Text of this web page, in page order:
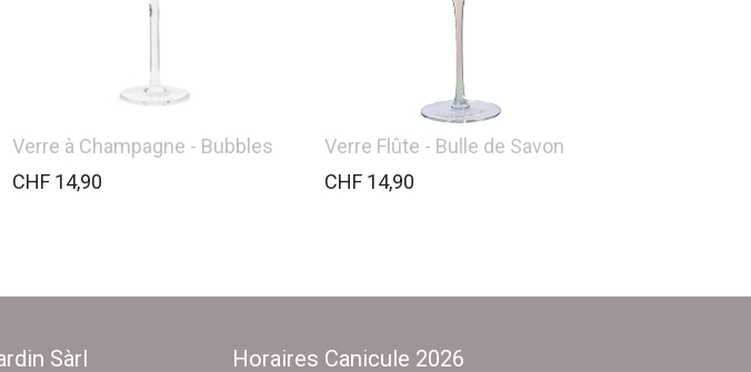
Verre à Champagne - Bubbles
CHF 14,90
Verre Flûte - Bulle de Savon
CHF 14,90
Sàrl Horaires Canicule 2026